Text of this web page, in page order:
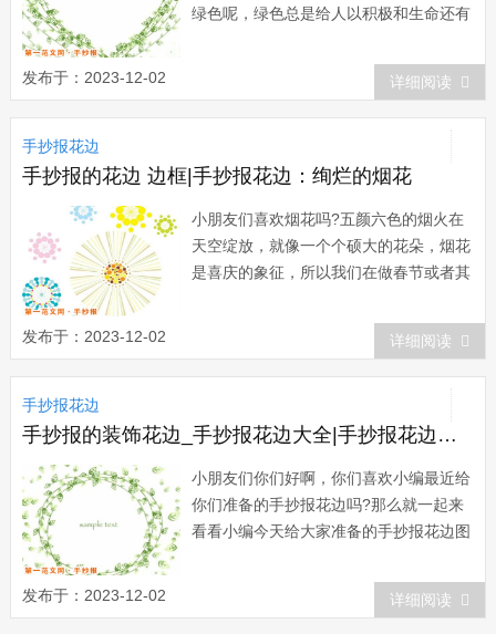
绿色呢，绿色总是给人以积极和生命还有
好看呐，适合各种主题的手抄报哦，小编
今天给大家带来的就是绿色的心形枝条，
下面我们就一起来欣赏下手抄报花边
发布于：2023-12-02 详细阅读
手抄报花边
手抄报的花边 边框|手抄报花边：绚烂的烟花
小朋友们喜欢烟花吗?五颜六色的烟火在
天空绽放，就像一个个硕大的花朵，烟花
是喜庆的象征，所以我们在做春节或者其
的烟花图片，这样我们的手抄报也会显得
格外的喜庆，就具有很浓的节日气氛了。
下面我们就一起来欣赏下小编给大家推荐
的手抄报花边吧。烟花又称花炮、烟火、
焰火，在...
发布于：2023-12-02 详细阅读
手抄报花边
手抄报的装饰花边_手抄报花边大全|手抄报花边：圆圆的枝条花边
小朋友们你们好啊，你们喜欢小编最近给
你们准备的手抄报花边吗?那么就一起来
看看小编今天给大家准备的手抄报花边图
用绿色的枝条组成的，给人的感觉就是青
春和希望。下面我们就一起来欣赏下吧。
发布于：2023-12-02 详细阅读